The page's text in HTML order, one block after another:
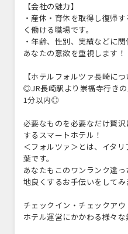
【会社の魅力】
・産休・育休を取得し復帰
く働ける職場です。
・年齢、性別、実績などに
あなたの意欲を重視します！
【ホテルフォルツァ長崎につ
◎JR長崎駅より崇福寺行き
1分以内◎
必要なものを必要なだけ贅
するスマートホテル！
＜フォルツァ＞とは、イタ
葉です。
あなたもこのワンランク違
地良くするお手伝いをしてみ
チェックイン・チェックアウ
ホテル運営にかかわる様々な